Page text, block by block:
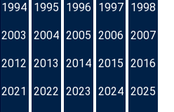
1994 1995 1996 1997 1998
2003 2004 2005 2006 2007
2012 2013 2014 2015 2016
2021 2022 2023 2024 2025